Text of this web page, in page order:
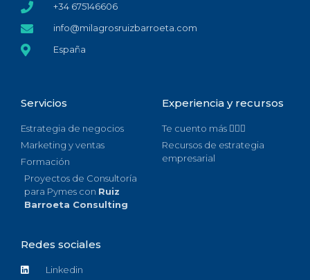
+34 675146606
info@milagrosruizbarroeta.com
España
Servicios
Estrategia de negocios
Marketing y ventas
Formación
Proyectos de Consultoría
para Pymes con Ruiz
Barroeta Consulting
Experiencia y recursos
Te cuento más 🙋🏻‍♀️
Recursos de estrategia
empresarial
Redes sociales
Linkedin